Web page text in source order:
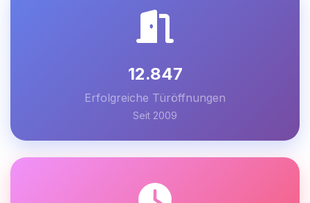
12.847
Erfolgreiche Türöffnungen
Seit 2009